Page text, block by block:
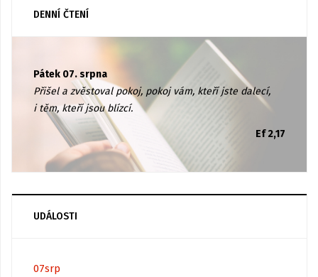
DENNÍ ČTENÍ
Pátek 07. srpna
Přišel a zvěstoval pokoj, pokoj vám, kteří jste dalecí,
i těm, kteří jsou blízcí.
Ef 2,17
UDÁLOSTI
07srp